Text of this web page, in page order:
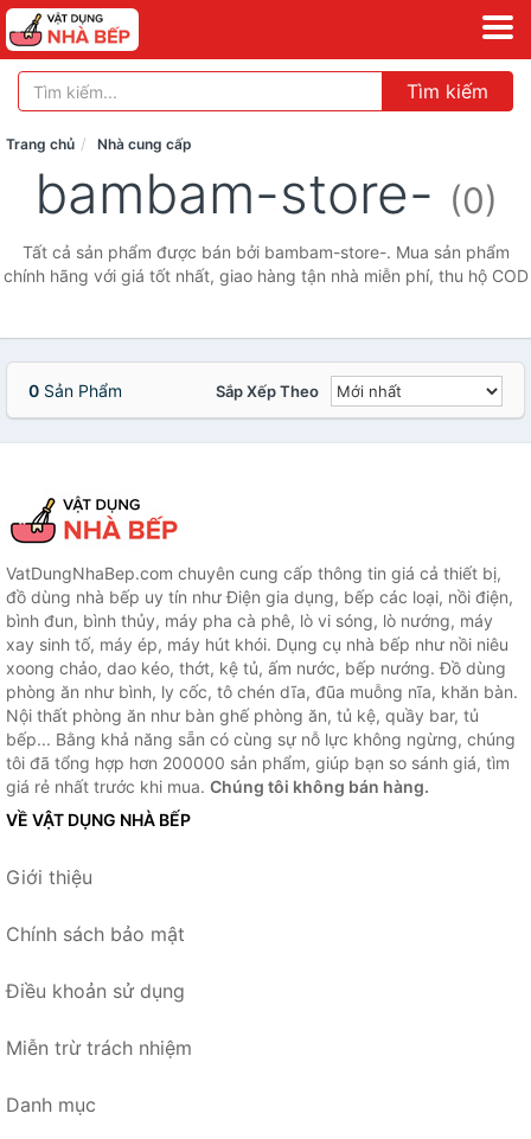
Tìm kiếm
Trang chủ Nhà cung cấp
bambam-store- (0)
Tất cả sản phẩm được bán bởi bambam-store-. Mua sản phẩm
chính hãng với giá tốt nhất, giao hàng tận nhà miễn phí, thu hộ COD
0 Sản Phẩm Sắp Xếp Theo
VatDungNhaBep.com chuyên cung cấp thông tin giá cả thiết bị,
đồ dùng nhà bếp uy tín như Điện gia dụng, bếp các loại, nồi điện,
bình đun, bình thủy, máy pha cà phê, lò vi sóng, lò nướng, máy
xay sinh tố, máy ép, máy hút khói. Dụng cụ nhà bếp như nồi niêu
xoong chảo, dao kéo, thớt, kệ tủ, ấm nước, bếp nướng. Đồ dùng
phòng ăn như bình, ly cốc, tô chén dĩa, đũa muỗng nĩa, khăn bàn.
Nội thất phòng ăn như bàn ghế phòng ăn, tủ kệ, quầy bar, tủ
bếp... Bằng khả năng sẵn có cùng sự nỗ lực không ngừng, chúng
tôi đã tổng hợp hơn 200000 sản phẩm, giúp bạn so sánh giá, tìm
giá rẻ nhất trước khi mua. Chúng tôi không bán hàng.
VỀ VẬT DỤNG NHÀ BẾP
Giới thiệu
Chính sách bảo mật
Điều khoản sử dụng
Miễn trừ trách nhiệm
Danh mục